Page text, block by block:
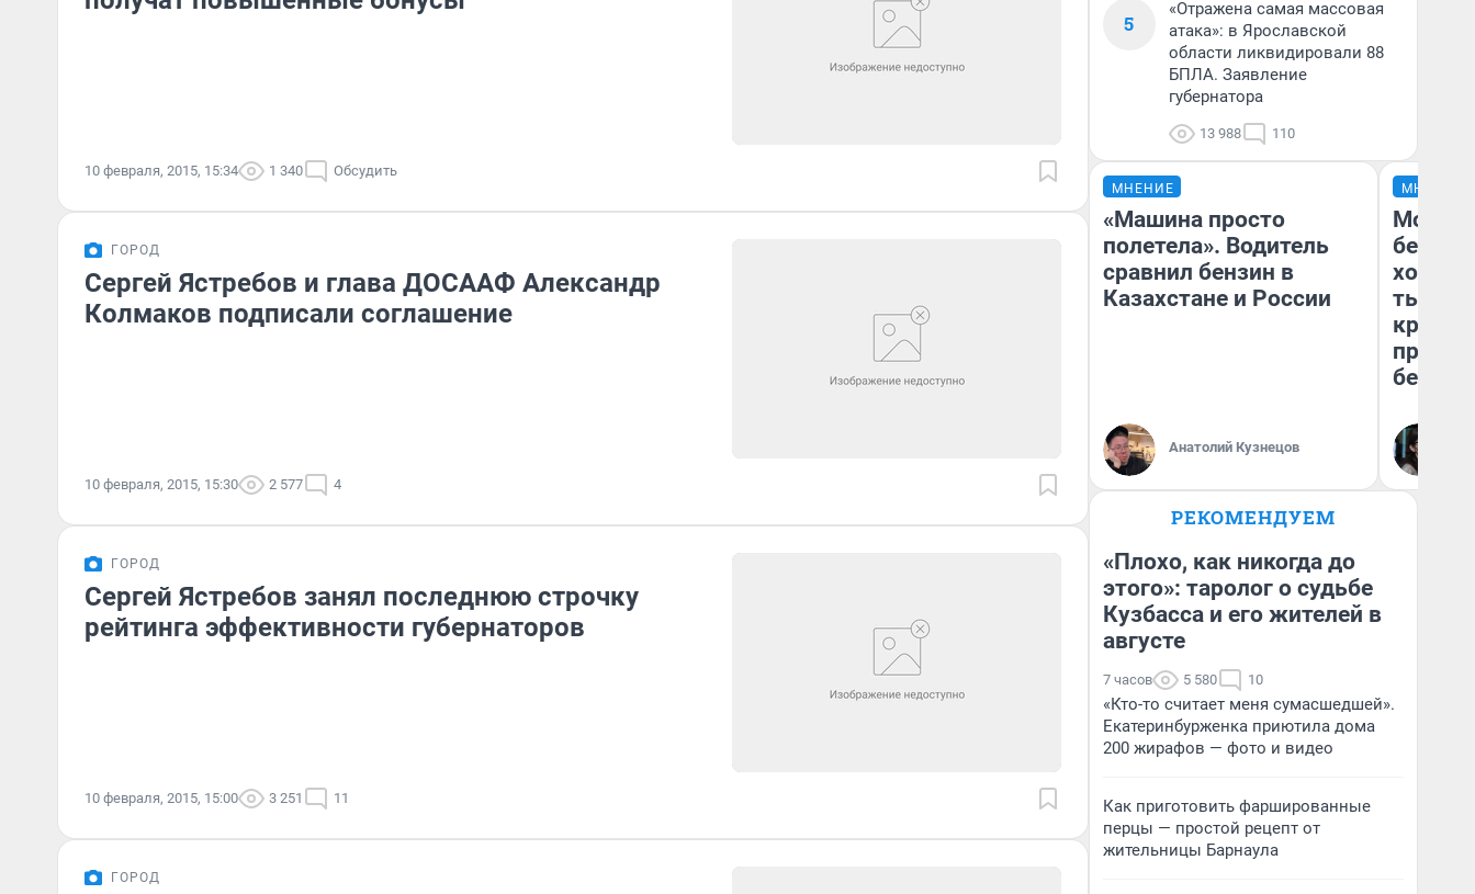
10 февраля, 2015, 15:34 1 340 Обсудить
ГОРОД
Сергей Ястребов и глава ДОСААФ Александр
Колмаков подписали соглашение
10 февраля, 2015, 15:30 2 577 4
ГОРОД
Сергей Ястребов занял последнюю строчку
рейтинга эффективности губернаторов
10 февраля, 2015, 15:00 3 251 11
ГОРОД
5
«Отражена самая массовая
атака»: в Ярославской
области ликвидировали 88
БПЛА. Заявление
губернатора
13 988 110
МНЕНИЕ
«Машина просто
полетела». Водитель
сравнил бензин в
Казахстане и России
Анатолий Кузнецов
МНЕНИЕ
Мой
хотела
тысяч,
РЕКОМЕНДУЕМ
«Плохо, как никогда до
этого»: таролог о судьбе
Кузбасса и его жителей в
августе
7 часов 5 580 10
«Кто-то считает меня сумасшедшей».
Екатеринбурженка приютила дома
200 жирафов — фото и видео
Как приготовить фаршированные
перцы — простой рецепт от
жительницы Барнаула